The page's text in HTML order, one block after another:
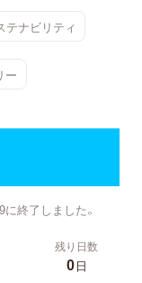
テナビリティ
ー
終了しました。
残り日数
0日